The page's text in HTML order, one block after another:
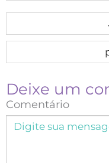
Deixe um
Comentário